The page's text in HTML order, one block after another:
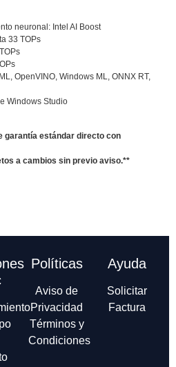
neuronal: Intel AI Boost
33 TOPs
OpenVINO, Windows ML, ONNX RT,
Windows Studio
garantía estándar directo con
a cambios sin previo aviso.**
Políticas
Aviso de
Privacidad
Términos y
Condiciones
Ayuda
Solicitar
Factura